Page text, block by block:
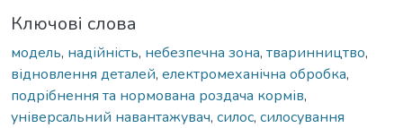
Ключові слова
модель, надійність, небезпечна зона, тваринництво,
відновлення деталей, електромеханічна обробка,
подрібнення та нормована роздача кормів,
універсальний навантажувач, силос, силосування